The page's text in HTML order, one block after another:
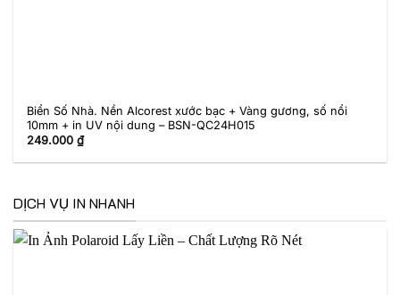
Biển Số Nhà. Nền Alcorest xước bạc + Vàng gương, số nổi
10mm + in UV nội dung – BSN-QC24H015
249.000₫
DỊCH VỤ IN NHANH